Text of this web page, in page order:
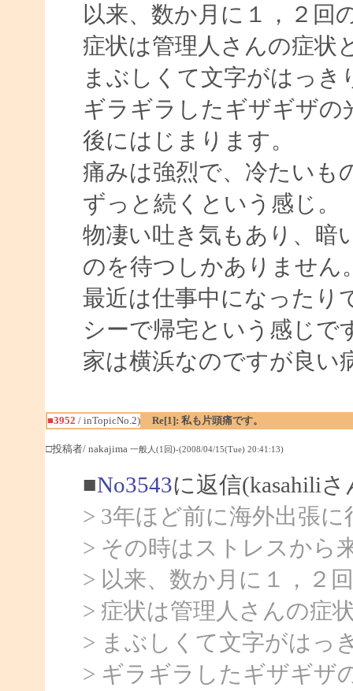
以来、数か月に１，２回
症状は管理人さんの症状
まぶしくて文字がはっき
ギラギラしたギザギザの
後にはじまります。
痛みは強烈で、冷たいも
ずっと続くという感じ。
物凄い吐き気もあり、暗
のを待つしかありません
最近は仕事中になったり
シーで帰宅という感じで
家は横浜なのですが良い
■3952 / inTopicNo.2) Re[1]: 私も片頭痛です。
□投稿者/ nakajima 一般人(1回)-(2008/04/15(Tue) 20:41:13)
■No3543に返信(kasahili
> 3年ほど前に海外出張
> その時はストレスから
> 以来、数か月に１，２
> 症状は管理人さんの症
> まぶしくて文字がはっ
> ギラギラしたギザギザ